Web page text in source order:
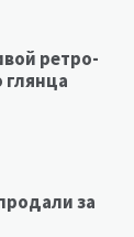
ретро-
глянца
за